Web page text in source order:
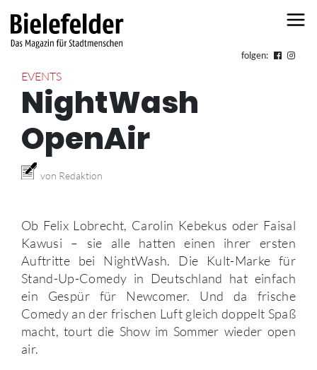
folgen:
EVENTS
NightWash
OpenAir
von Redaktion
Ob Felix Lobrecht, Carolin Kebekus oder Faisal
Kawusi – sie alle hatten einen ihrer ersten
Auftritte bei NightWash. Die Kult-Marke für
Stand-Up-Comedy in Deutschland hat einfach
ein Gespür für Newcomer. Und da frische
Comedy an der frischen Luft gleich doppelt Spaß
macht, tourt die Show im Sommer wieder open
air.